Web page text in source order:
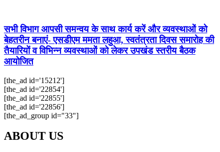
सभी विभाग आपसी समन्वय के साथ कार्य करें और व्यवस्थाओं को
बेहतरीन बनाएं- एसडीएम ममता लहुआ, स्वतंत्रता दिवस समारोह की
तैयारियों व विभिन्न व्यवस्थाओं को लेकर उपखंड स्तरीय बैठक
आयोजित
[the_ad id='15212']
[the_ad id='22854']
[the_ad id='22855']
[the_ad id='22856']
[the_ad_group id="33"]
ABOUT US